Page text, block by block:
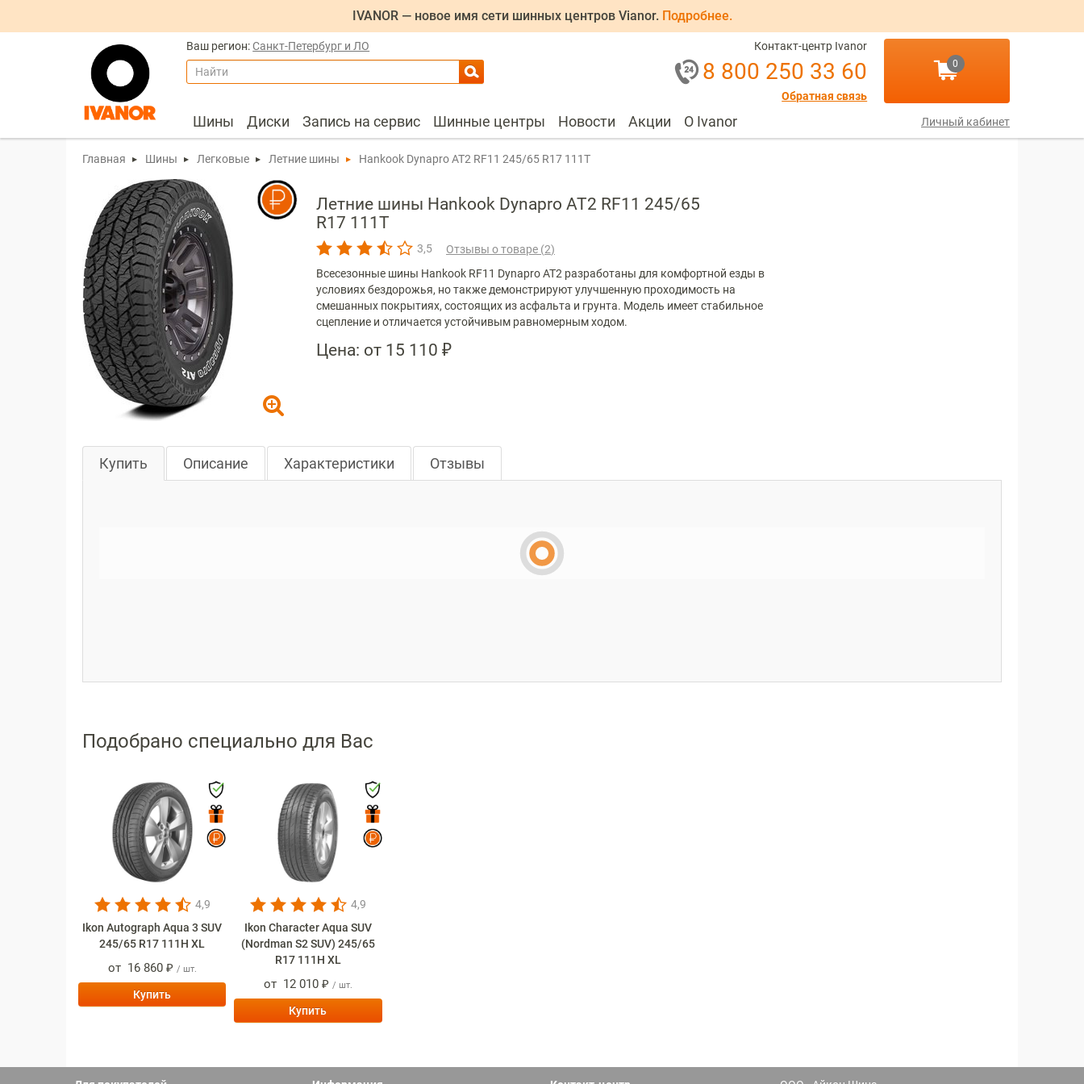
IVANOR — новое имя сети шинных центров Vianor. Подробнее.
Ваш регион:Санкт-Петербург и ЛО
Найти
Контакт-центр Ivanor
8 800 250 33 60
Обратная связь
0
Шины Диски Запись на сервис Шинные центры Новости Акции О Ivanor Личный кабинет
Главная Шины Легковые Летние шины Hankook Dynapro AT2 RF11 245/65 R17 111T
Летние шины Hankook Dynapro AT2 RF11 245/65
R17 111T
3,5 Отзывы о товаре (2)
Всесезонные шины Hankook RF11 Dynapro AT2 разработаны для комфортной езды в
условиях бездорожья, но также демонстрируют улучшенную проходимость на
смешанных покрытиях, состоящих из асфальта и грунта. Модель имеет стабильное
сцепление и отличается устойчивым равномерным ходом.
Цена: от 15 110 ₽
Купить Описание Характеристики Отзывы
Подобрано специально для Вас
4,9
Ikon Autograph Aqua 3 SUV
245/65 R17 111H XL
от 16 860 ₽ / шт.
Купить
4,9
Ikon Character Aqua SUV
(Nordman S2 SUV) 245/65
R17 111H XL
от 12 010 ₽ / шт.
Купить